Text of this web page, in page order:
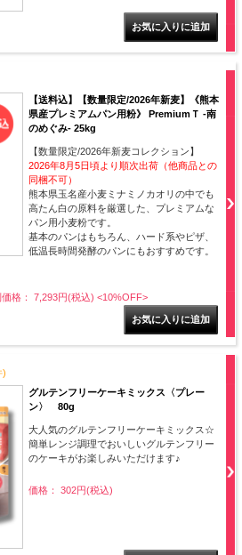
【送料込】【数量限定/2026年新麦】《熊本
県産プレミアムパン用粉》 PremiumＴ -南
のめぐみ- 25kg
【数量限定/2026年新麦コレクション】
2026年8月5日頃より順次出荷（他商品との
同梱不可）
熊本県玉名産小麦ミナミノカオリの中でも
高たん白の原料を厳選した、プレミアムな
パン用小麦粉です。
基本のパンはもちろん、ハード系やピザ、
低温長時間発酵のパンにもおすすめです。
格： 7,293円(税込) <10%OFF>
)
グルテンフリーケーキミックス〈プレー
ン〉 80g
大人気のグルテンフリーケーキミックス☆
簡単レンジ調理でおいしいグルテンフリー
のケーキがお楽しみいただけます♪
価格： 302円(税込)